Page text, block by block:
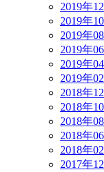
2019年
2019年
2019年
2019年
2019年
2019年
2018年
2018年
2018年
2018年
2018年
2017年